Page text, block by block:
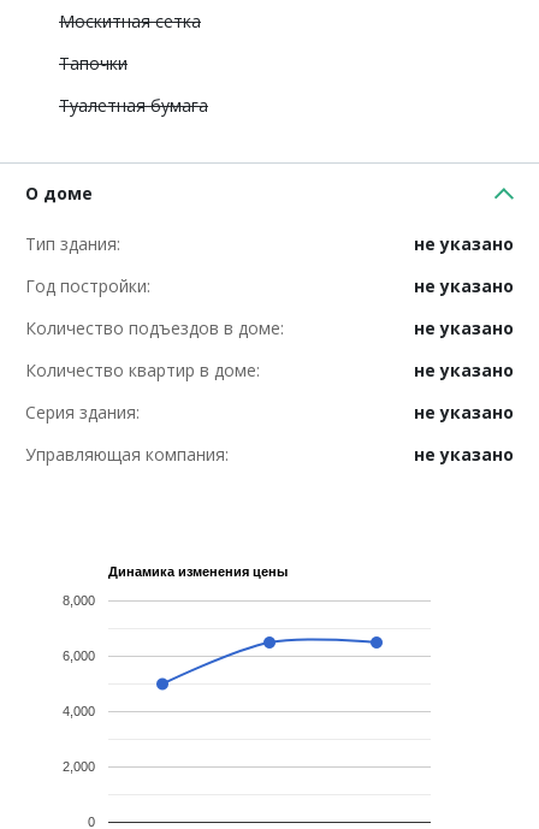
Москитная сетка
Тапочки
Туалетная бумага
О доме
Тип здания:
не указано
Год постройки:
не указано
Количество подъездов в доме:
не указано
Количество квартир в доме:
не указано
Серия здания:
не указано
Управляющая компания:
не указано
Динамика изменения цены
0
2,000
4,000
6,000
8,000